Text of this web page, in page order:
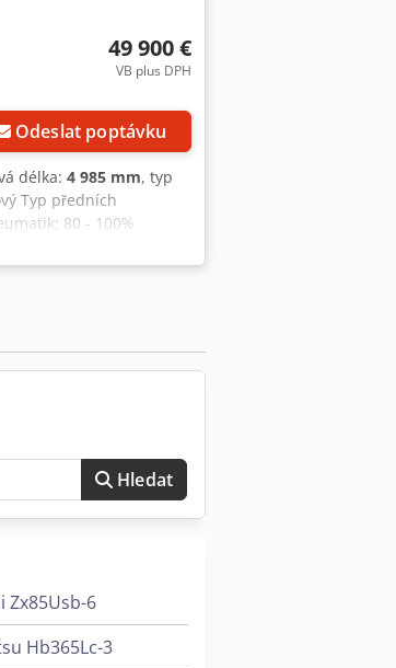
49 900 €
VB plus DPH
Odeslat poptávku
délka: 4 985 mm, typ
Typ předních
80 - 100%
80 - 100% Kbelík na
Hledat
Zx85Usb-6
Hb365Lc-3